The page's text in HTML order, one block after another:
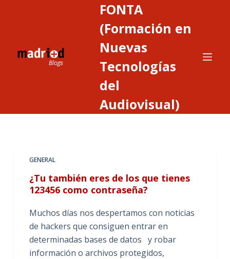
FONTA
(Formación en
Nuevas
Tecnologías
del
Audiovisual)
GENERAL
¿Tu también eres de los que tienes
123456 como contraseña?
Muchos días nos despertamos con noticias
de hackers que consiguen entrar en
determinadas bases de datos y robar
información o archivos protegidos,